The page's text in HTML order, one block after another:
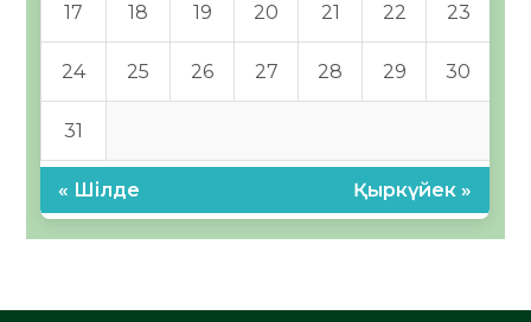
17 18 19 20 21 22 23
24 25 26 27 28 29 30
31
« Шілде Қыркүйек »